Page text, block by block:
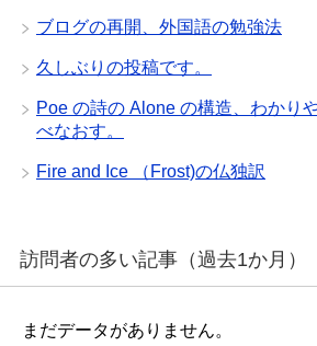
ブログの再開、外国語の勉強法
久しぶりの投稿です。
Poe の詩の Alone の構造、わかり
べなおす。
Fire and Ice （Frost)の仏独訳
訪問者の多い記事（過去1か月）
まだデータがありません。